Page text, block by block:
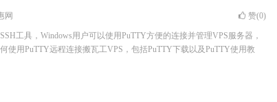
网 赞(0)
工具，Windows用户可以使用PuTTY方便的连接并管理VPS服务器，
使用PuTTY远程连接搬瓦工VPS，包括PuTTY下载以及PuTTY使用教